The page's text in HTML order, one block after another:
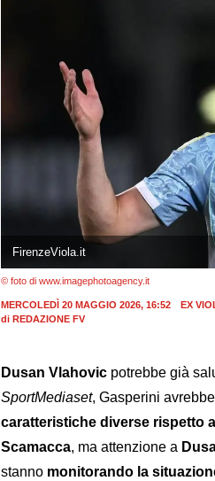
FirenzeViola.it
© foto di www.imagephotoagency.it
MERCOLEDÌ 20 MAGGIO 2026, 16:52
EX
di REDAZIONE FV
Dusan Vlahovic potrebbe già
SportMediaset, Gasperini
caratteristiche diverse rispetto
Scamacca, ma attenzione a
stanno monitorando la